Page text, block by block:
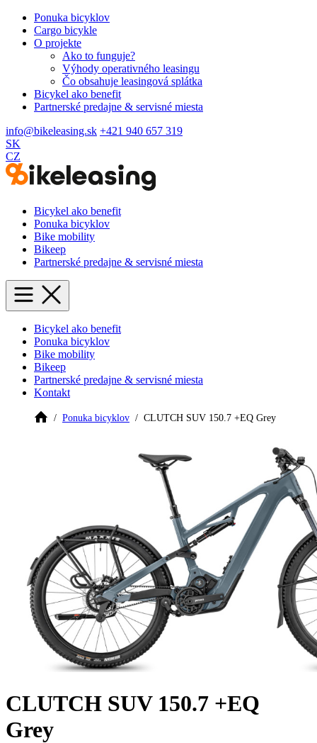
Ponuka bicyklov
Cargo bicykle
O projekte
Ako to funguje?
Výhody operativného leasingu
Čo obsahuje leasingová splátka
Bicykel ako benefit
Partnerské predajne & servisné miesta
info@bikeleasing.sk +421 940 657 319
SK
CZ
Bicykel ako benefit
Ponuka bicyklov
Bike mobility
Bikeep
Partnerské predajne & servisné miesta
Bicykel ako benefit
Ponuka bicyklov
Bike mobility
Bikeep
Partnerské predajne & servisné miesta
Kontakt
Ponuka bicyklov CLUTCH SUV 150.7 +EQ Grey
CLUTCH SUV 150.7 +EQ
Grey